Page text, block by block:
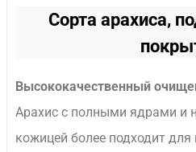
Сорта арахиса,
Высококачественный
Арахис с полными ядрами и
кожицей более подходит